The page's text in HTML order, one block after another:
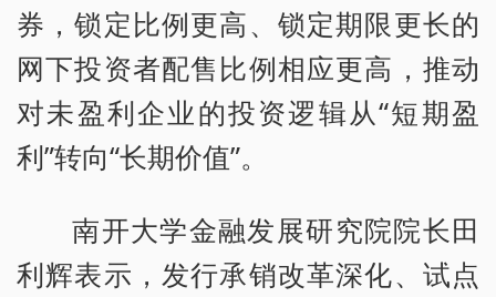
券，锁定比例更高、锁定期限更长的
网下投资者配售比例相应更高，推动
对未盈利企业的投资逻辑从“短期盈
利”转向“长期价值”。
南开大学金融发展研究院院长田
利辉表示，发行承销改革深化、试点